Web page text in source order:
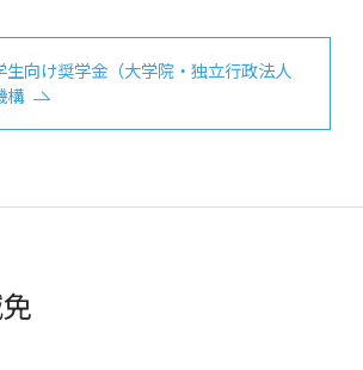
生向け奨学金（大学院・独立行政法人
構